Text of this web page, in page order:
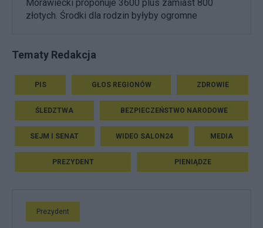
Morawiecki proponuje 3600 plus zamiast 800
złotych. Środki dla rodzin byłyby ogromne
Tematy Redakcja
PIS GŁOS REGIONÓW ZDROWIE
ŚLEDZTWA BEZPIECZEŃSTWO NARODOWE
SEJM I SENAT WIDEO SALON24 MEDIA
PREZYDENT PIENIĄDZE
Prezydent